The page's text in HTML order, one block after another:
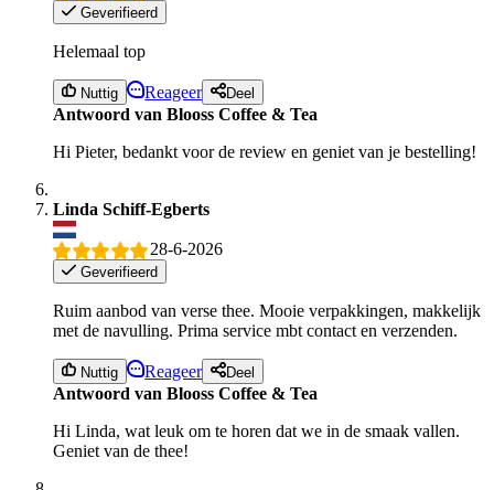
Geverifieerd
Helemaal top
Nuttig Reageer Deel
Antwoord van Blooss Coffee & Tea
Hi Pieter, bedankt voor de review en geniet van je bestelling!
Linda Schiff-Egberts
28-6-2026
Geverifieerd
Ruim aanbod van verse thee. Mooie verpakkingen, makkelijk
met de navulling. Prima service mbt contact en verzenden.
Nuttig Reageer Deel
Antwoord van Blooss Coffee & Tea
Hi Linda, wat leuk om te horen dat we in de smaak vallen.
Geniet van de thee!